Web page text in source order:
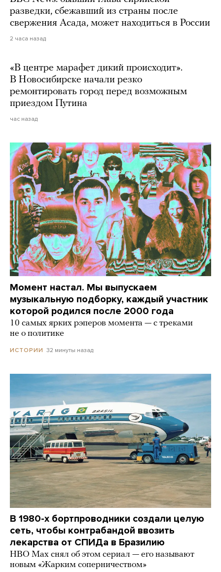
разведки, сбежавший из страны после
свержения Асада, может находиться в России
2 часа назад
«В центре марафет дикий происходит».
В Новосибирске начали резко
ремонтировать город перед возможным
приездом Путина
час назад
Момент настал. Мы выпускаем
музыкальную подборку, каждый участник
которой родился после 2000 года
10 самых ярких рэперов момента — с треками
не о политике
ИСТОРИИ 32 минуты назад
В 1980-х бортпроводники создали целую
сеть, чтобы контрабандой ввозить
лекарства от СПИДа в Бразилию
HBO Max снял об этом сериал — его называют
новым «Жарким соперничеством»